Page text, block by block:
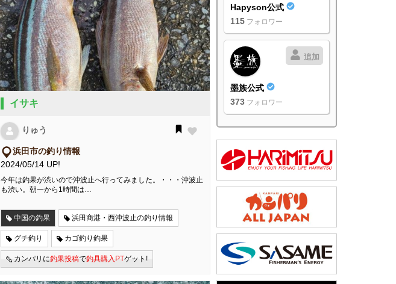
イサキ
りゅう
浜田市の釣り情報
2024/05/14 UP!
今年は釣果が渋いので沖波止へ行ってみました。・・・沖波止
も渋い。朝一から1時間は…
中国の釣果 浜田商港・西沖波止の釣り情報
グチ釣り カゴ釣り釣果
カンパリに釣果投稿で釣具購入PTゲット!
Hapyson公式
115 フォロワー
追加
墨族公式
373 フォロワー